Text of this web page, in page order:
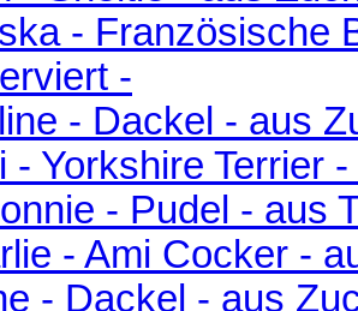
- Französische
-
- Dackel - aus
- Yorkshire Terrier
- Pudel - aus
- Ami Cocker -
- Dackel - aus